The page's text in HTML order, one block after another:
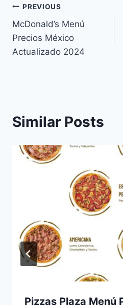
Navegación
de
entradas
PREVIOUS
McDonald’s Menú
Precios México
Actualizado 2024
Similar Posts
Pizzas Plaza Menú